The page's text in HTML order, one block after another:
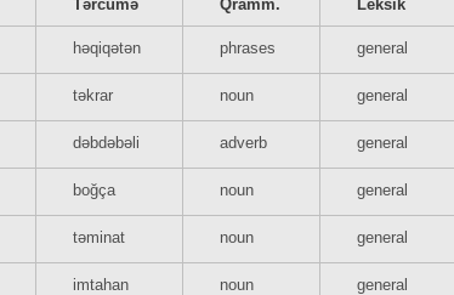
Tərcümə Qramm. Leksik
həqiqətən phrases general
təkrar noun general
dəbdəbəli adverb general
boğça noun general
təminat noun general
imtahan
noun general